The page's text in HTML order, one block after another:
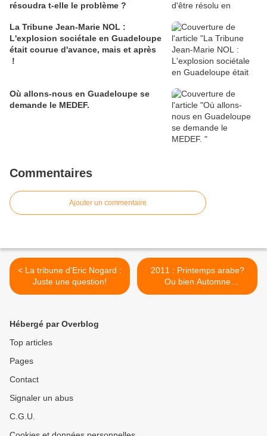
résoudra t-elle le problème ?
La Tribune Jean-Marie NOL :
L'explosion sociétale en Guadeloupe
était courue d'avance, mais et après
!
Où allons-nous en Guadeloupe se
demande le MEDEF.
Commentaires
Ajouter un commentaire
< La tribune d'Eric Nogard :
Juste une question!
2011 : Printemps arabe?
Ou bien Automne
occidental? >
Hébergé par Overblog
Top articles
Pages
Contact
Signaler un abus
C.G.U.